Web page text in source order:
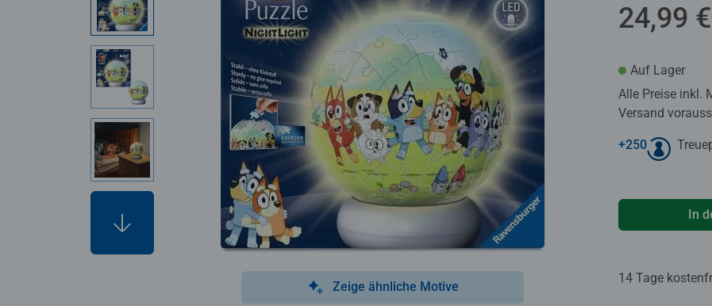
Zeige ähnliche Motive
24,99 €
Auf Lager
Alle Preise inkl.
Versand
+250
In
14 Tage